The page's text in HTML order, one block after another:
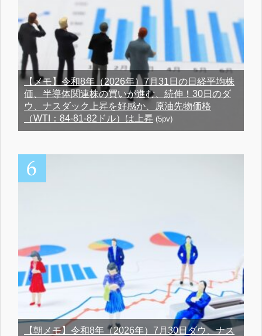
【メモ】令和8年（2026年）7月31日の日経平均株
価、半導体関連株の買いが進む、続伸！30日のダ
ウ、ナスダック上昇を好感か、原油先物価格
（WTI：84-81-82ドル）は上昇 (5pv)
【朝メモ】令和8年（2026年）7月30日ダウ、ナス